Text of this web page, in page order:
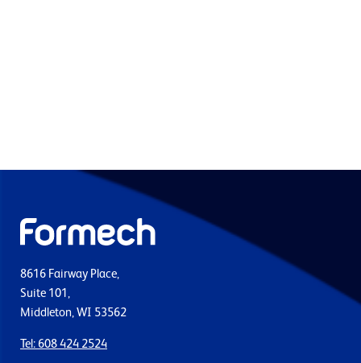
8616 Fairway Place,
Suite 101,
Middleton, WI 53562
Tel: 608 424 2524